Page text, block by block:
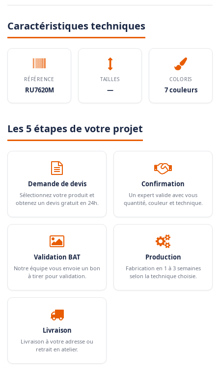
Caractéristiques techniques
RÉFÉRENCE
RU7620M
TAILLES
—
COLORIS
7 couleurs
Les 5 étapes de votre projet
Demande de devis
Sélectionnez votre produit et
obtenez un devis gratuit en 24h.
Confirmation
Un expert valide avec vous
quantité, couleur et technique.
Validation BAT
Notre équipe vous envoie un bon
à tirer pour validation.
Production
Fabrication en 1 à 3 semaines
selon la technique choisie.
Livraison
Livraison à votre adresse ou
retrait en atelier.